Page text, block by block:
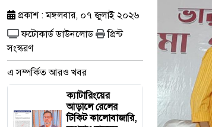
প্রকাশ : মঙ্গলবার, ০৭ জুলাই ২০২৬
ফটোকার্ড ডাউনলোড
প্রিন্ট
সংস্করণ
এ সম্পর্কিত আরও খবর
ক্যাটারিংয়ের
আড়ালে রেলের
টিকিট কালোবাজারি,